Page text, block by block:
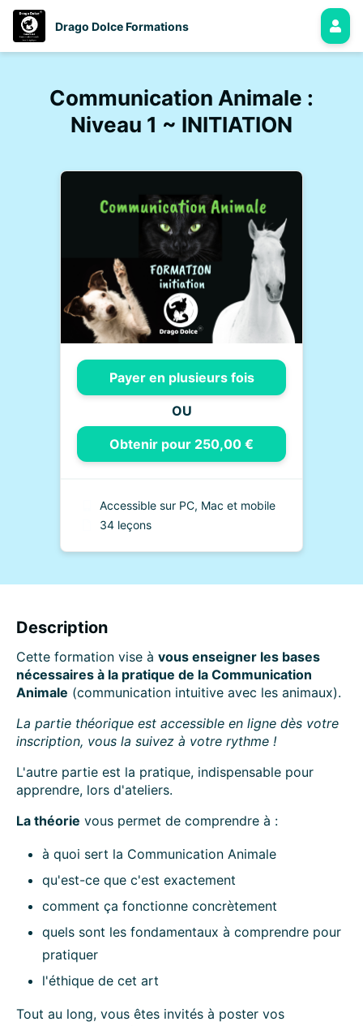
Drago Dolce Formations
Communication Animale :
Niveau 1 ~ INITIATION
Payer en plusieurs fois
OU
Obtenir pour 250,00 €
Accessible sur PC, Mac et mobile
34 leçons
Description
Cette formation vise à vous enseigner les bases
nécessaires à la pratique de la Communication
Animale (communication intuitive avec les animaux).
La partie théorique est accessible en ligne dès votre
inscription, vous la suivez à votre rythme !
L'autre partie est la pratique, indispensable pour
apprendre, lors d'ateliers.
La théorie vous permet de comprendre à :
à quoi sert la Communication Animale
qu'est-ce que c'est exactement
comment ça fonctionne concrètement
quels sont les fondamentaux à comprendre pour
pratiquer
l'éthique de cet art
Tout au long, vous êtes invités à poster vos